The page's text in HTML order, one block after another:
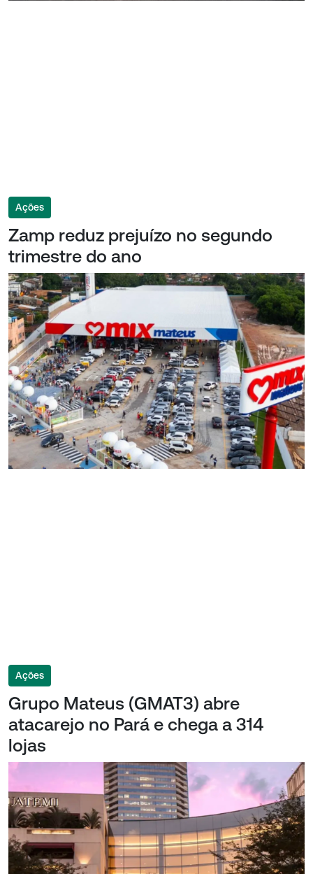
Ações
Zamp reduz prejuízo no segundo
trimestre do ano
Ações
Grupo Mateus (GMAT3) abre
atacarejo no Pará e chega a 314
lojas